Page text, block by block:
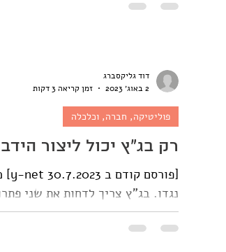
רק בג"ץ יכול ליצור
נגדו. בג"ץ צריך לדחות את שני
פוליטיקה, חברה, וכלכלה
דוד גליקסברג
2 באוג׳ 2023
זמן קריאה 3 דקות